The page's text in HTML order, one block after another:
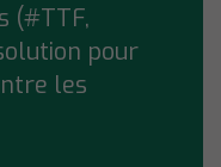
(#TTF,
pour
les